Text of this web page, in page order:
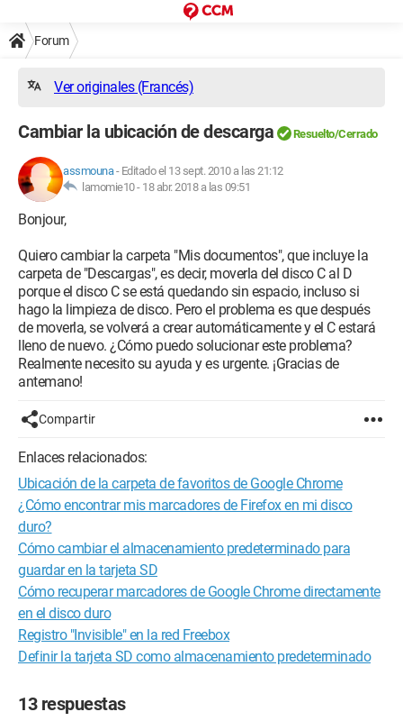
Forum
Ver originales (Francés)
Cambiar la ubicación de descarga Resuelto/Cerrado
assmouna- Editado el 13 sept. 2010 a las 21:12
lamomie10 - 18 abr. 2018 a las 09:51
Bonjour,
Quiero cambiar la carpeta "Mis documentos", que incluye la
carpeta de "Descargas", es decir, moverla del disco C al D
porque el disco C se está quedando sin espacio, incluso si
hago la limpieza de disco. Pero el problema es que después
de moverla, se volverá a crear automáticamente y el C estará
lleno de nuevo. ¿Cómo puedo solucionar este problema?
Realmente necesito su ayuda y es urgente. ¡Gracias de
antemano!
Compartir
Enlaces relacionados:
Ubicación de la carpeta de favoritos de Google Chrome
¿Cómo encontrar mis marcadores de Firefox en mi disco
duro?
Cómo cambiar el almacenamiento predeterminado para
guardar en la tarjeta SD
Cómo recuperar marcadores de Google Chrome directamente
en el disco duro
Registro "Invisible" en la red Freebox
Definir la tarjeta SD como almacenamiento predeterminado
13 respuestas